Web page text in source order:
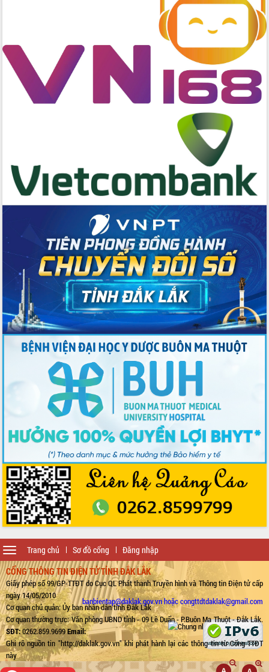
Trang chủ Sơ đồ cổng Đăng nhập
Toggle
navigation
CỔNG THÔNG TIN ĐIỆN TỬ TỈNH ĐẮK LẮK
Giấy phép số 99/GP-TTĐT do Cục QL Phát thanh Truyền hình và Thông tin Điện tử cấp
ngày 14/05/2010
Cơ quan chủ quản: Ủy ban nhân dân tỉnh Đắk Lắk
Cơ quan thường trực: Văn phòng UBND tỉnh - 09 Lê Duẩn - P.Buôn Ma Thuột - Đắk Lắk.
SĐT:0262.859.9699Email:
banbientap@daklak.gov.vn hoặc congttdtdaklak@gmail.com
Ghi rõ nguồn tin "http://daklak.gov.vn" khi phát hành lại các thông tin từ Cổng TTĐT
này